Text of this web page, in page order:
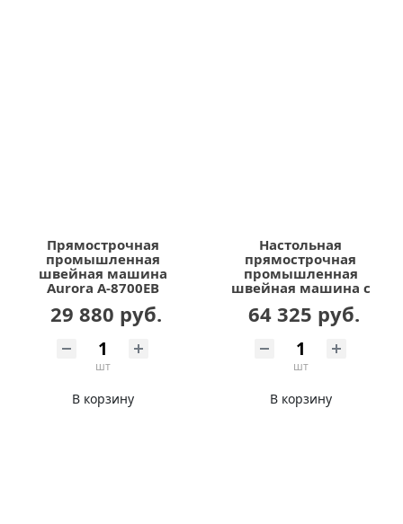
Прямострочная
промышленная
швейная машина
Aurora A-8700EB
29 880 руб.
шт
В корзину
Настольная
прямострочная
промышленная
швейная машина с
AURORA H63-L Home
(автоматические
функции,
дизайнерские
строчки)
64 325 руб.
шт
В корзину